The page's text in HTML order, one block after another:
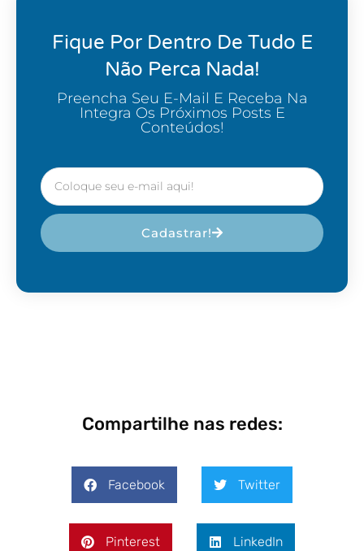
Fique Por Dentro De Tudo E
Não Perca Nada!
Preencha Seu E-Mail E Receba Na
Integra Os Próximos Posts E
Conteúdos!
Cadastrar!
Compartilhe nas redes:
Facebook Twitter
Pinterest LinkedIn